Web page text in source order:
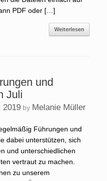
PDF oder […]
Weiterlesen
und
Juli
2019 by Melanie Müller
Führungen und
dabei unterstützen, sich
und unterschiedlichen
vertraut zu machen.
zu unserem